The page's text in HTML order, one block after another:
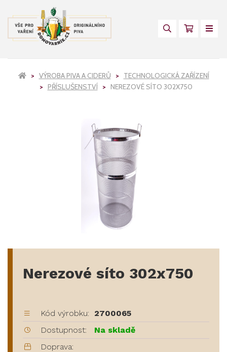
VÝROBA PIVA A CIDERŮ
TECHNOLOGICKÁ ZAŘÍZENÍ
PŘÍSLUŠENSTVÍ
NEREZOVÉ SÍTO 302X750
Nerezové síto 302x750
Kód výrobku:
2700065
Dostupnost:
Na skladě
Doprava: